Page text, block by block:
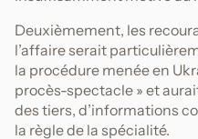
Deuxièmement, les
l’affaire serait
la procédure menée en
procès-spectacle » et
des tiers, d’informations
la règle de la spécialité.